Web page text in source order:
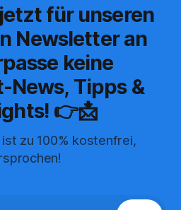
für unseren
Newsletter an
keine
News, Tipps &
👉📩
zu 100% kostenfrei,